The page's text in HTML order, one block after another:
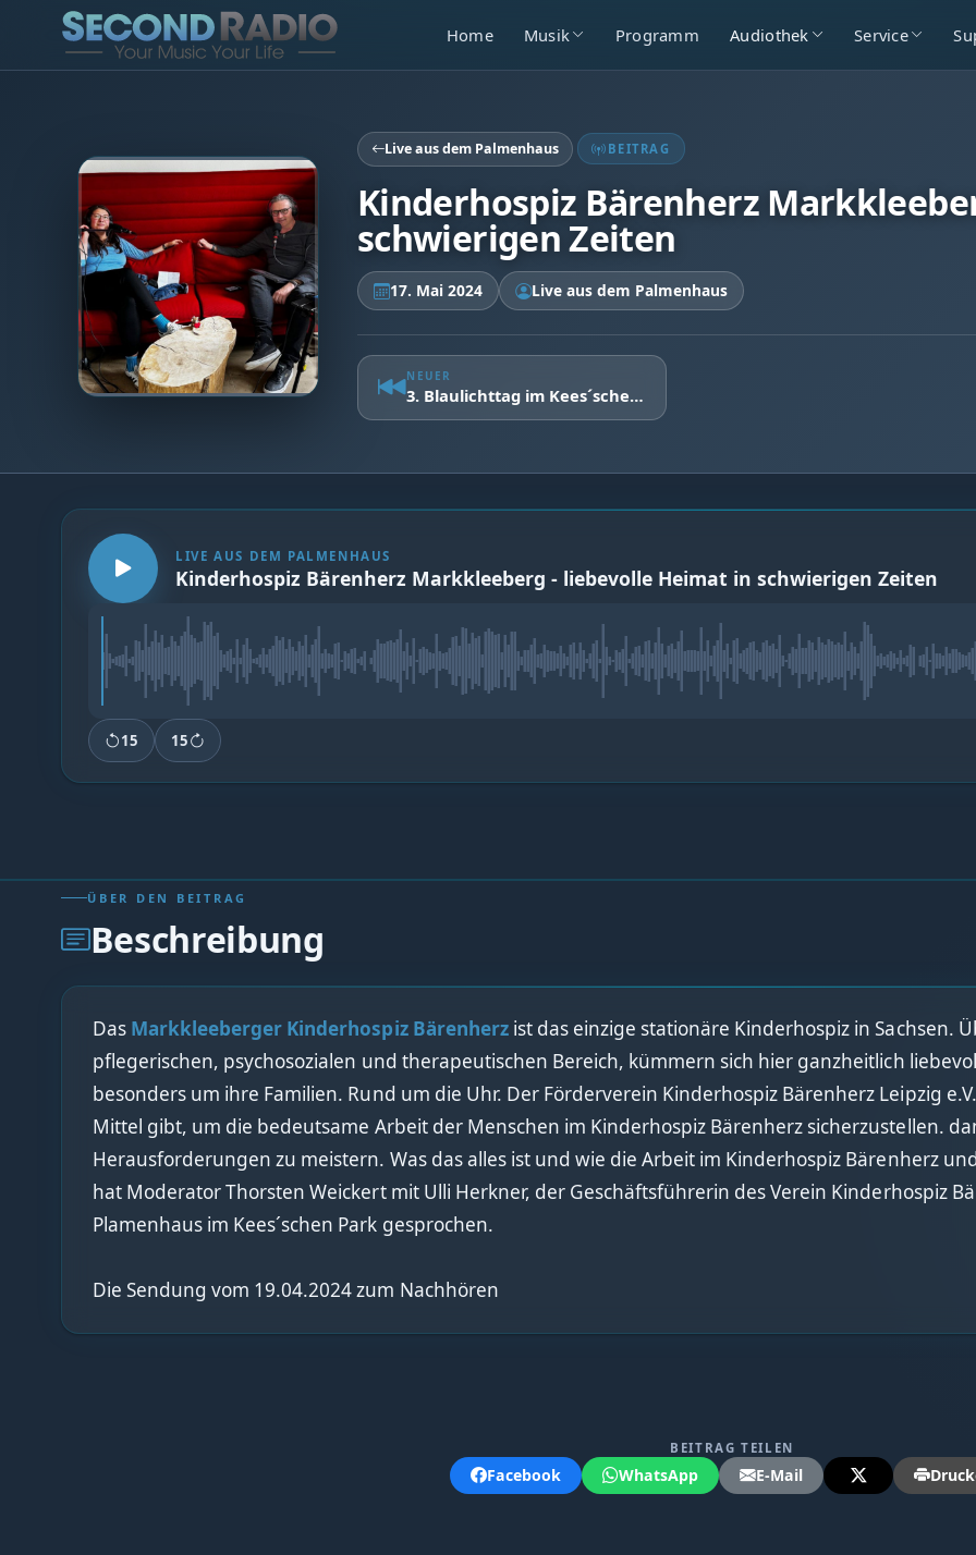
Home Musik Programm Audiothek Service
Live aus dem Palmenhaus BEITRAG
Kinderhospiz Bärenherz
schwierigen Zeiten
17. Mai 2024 Live aus dem Palmenhaus
NEUER
3. Blaulichttag im Kees´schen Park Markkleeberg - Tommy Schmidt
LIVE AUS DEM PALMENHAUS
Kinderhospiz Bärenherz Markkleeberg - liebevolle Heimat in schwierigen Zeiten
15 15
ÜBER DEN BEITRAG
Beschreibung
Das Markkleeberger Kinderhospiz Bärenherzist das einzige stationäre Kinderhospiz in Sachsen.
pflegerischen, psychosozialen und therapeutischen Bereich, kümmern sich hier ganzheitlich
besonders um ihre Familien. Rund um die Uhr. Der Förderverein Kinderhospiz Bärenherz Leipzig
Mittel gibt, um die bedeutsame Arbeit der Menschen im Kinderhospiz Bärenherz sicherzustellen.
Herausforderungen zu meistern. Was das alles ist und wie die Arbeit im Kinderhospiz Bärenherz
hat Moderator Thorsten Weickert mit Ulli Herkner, der Geschäftsführerin des Verein Kinderhospiz
Plamenhaus im Kees´schen Park gesprochen.
Die Sendung vom 19.04.2024 zum Nachhören
BEITRAG TEILEN
Facebook WhatsApp E-Mail